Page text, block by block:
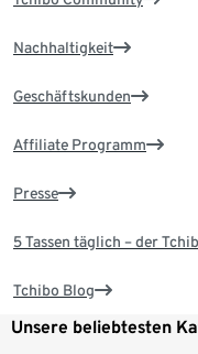
Nachhaltigkeit
Geschäftskunden
Affiliate Programm
Presse
5 Tassen täglich – der
Tchibo Blog
Unsere beliebtesten